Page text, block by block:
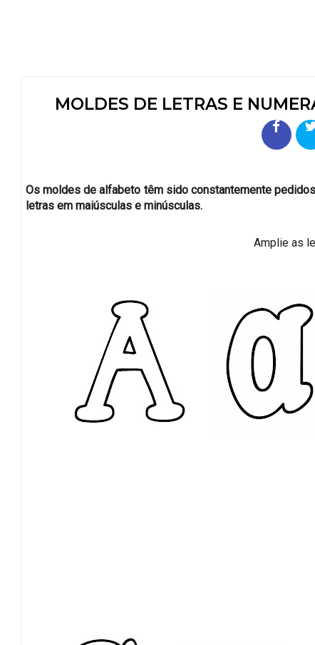
MOLDES DE LETRAS E
Os moldes de alfabeto têm sido constantemente
letras em maiúsculas e minúsculas.
Amplie as